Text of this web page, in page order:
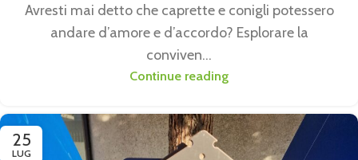
Avresti mai detto che caprette e conigli potessero
andare d’amore e d’accordo? Esplorare la
conviven...
Continue reading
25
LUG